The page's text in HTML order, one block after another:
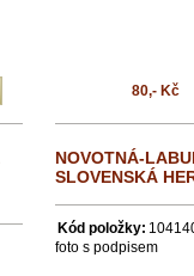
80,- Kč
NOVOTNÁ-
SLOVENSKÁ
Kód položky:
foto s podpisem